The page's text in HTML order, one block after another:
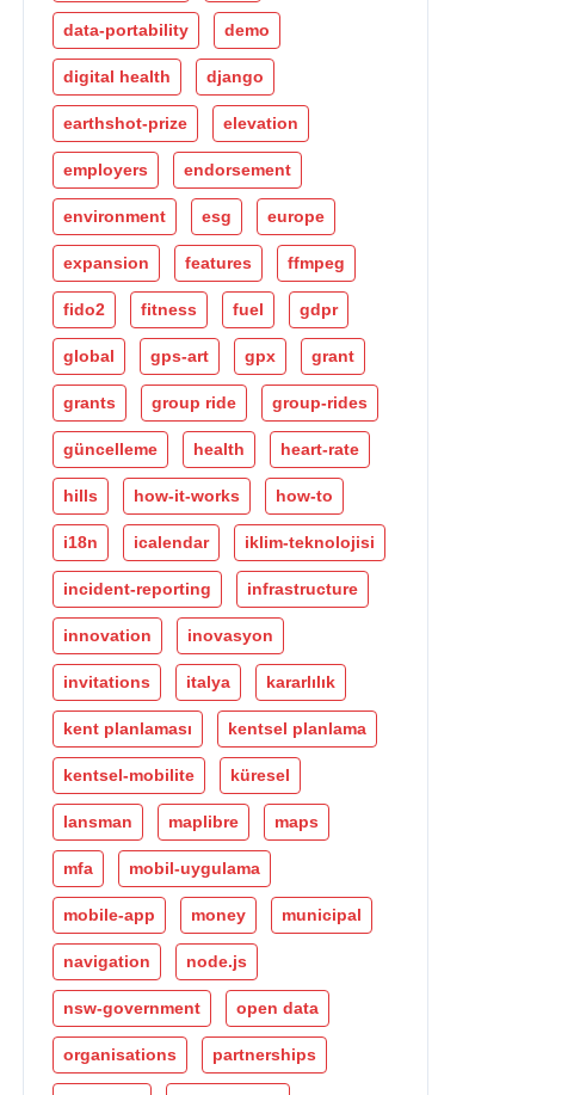
data-portability demo
digital health django
earthshot-prize elevation
employers endorsement
environment esg europe
expansion features ffmpeg
fido2 fitness fuel gdpr
global gps-art gpx grant
grants group ride group-rides
güncelleme health heart-rate
hills how-it-works how-to
i18n icalendar iklim-teknolojisi
incident-reporting infrastructure
innovation inovasyon
invitations italya kararlılık
kent planlaması kentsel planlama
kentsel-mobilite küresel
lansman maplibre maps
mfa mobil-uygulama
mobile-app money municipal
navigation node.js
nsw-government open data
organisations partnerships